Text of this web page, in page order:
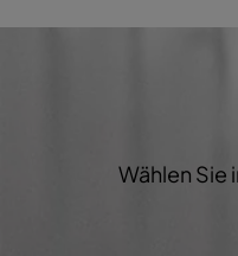
Wählen Sie